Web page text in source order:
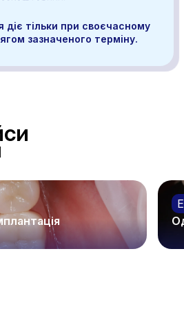
діє тільки при своєчасному
зазначеного терміну.